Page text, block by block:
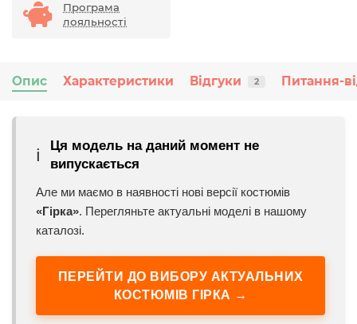
Програма
лояльності
Опис Характеристики Відгуки 2 Питання-
ℹ️
Ця модель на даний момент не
випускається
Але ми маємо в наявності нові версії костюмів
«Гірка». Перегляньте актуальні моделі в нашому
каталозі.
ПЕРЕЙТИ ДО ВИБОРУ АКТУАЛЬНИХ
КОСТЮМІВ ГІРКА →